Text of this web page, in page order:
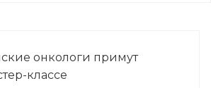
онкологи примут
классе